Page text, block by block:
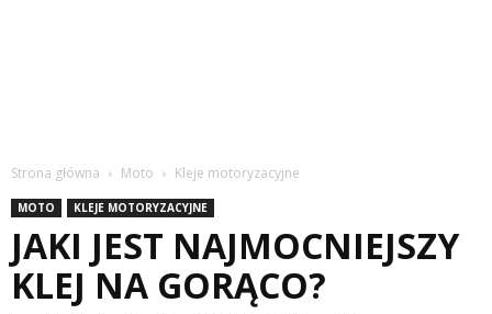
Strona główna Moto Kleje motoryzacyjne
MOTO KLEJE MOTORYZACYJNE
JAKI JEST NAJMOCNIEJSZY
KLEJ NA GORĄCO?